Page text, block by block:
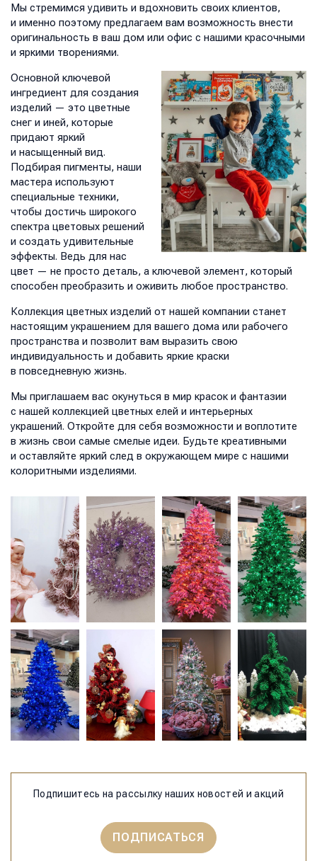
Мы стремимся удивить и вдохновить своих клиентов,
и именно поэтому предлагаем вам возможность внести
оригинальность в ваш дом или офис с нашими красочными
и яркими творениями.
Основной ключевой
ингредиент для создания
изделий — это цветные
снег и иней, которые
придают яркий
и насыщенный вид.
Подбирая пигменты, наши
мастера используют
специальные техники,
чтобы достичь широкого
спектра цветовых решений
и создать удивительные
эффекты. Ведь для нас
цвет — не просто деталь, а ключевой элемент, который
способен преобразить и оживить любое пространство.
Коллекция цветных изделий от нашей компании станет
настоящим украшением для вашего дома или рабочего
пространства и позволит вам выразить свою
индивидуальность и добавить яркие краски
в повседневную жизнь.
Мы приглашаем вас окунуться в мир красок и фантазии
с нашей коллекцией цветных елей и интерьерных
украшений. Откройте для себя возможности и воплотите
в жизнь свои самые смелые идеи. Будьте креативными
и оставляйте яркий след в окружающем мире с нашими
колоритными изделиями.
Подпишитесь на рассылку наших новостей и акций
ПОДПИСАТЬСЯ